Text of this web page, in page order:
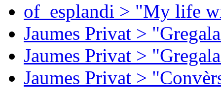
of_esplandi > "My life
Jaumes Privat >
Jaumes Privat >
Jaumes Privat >